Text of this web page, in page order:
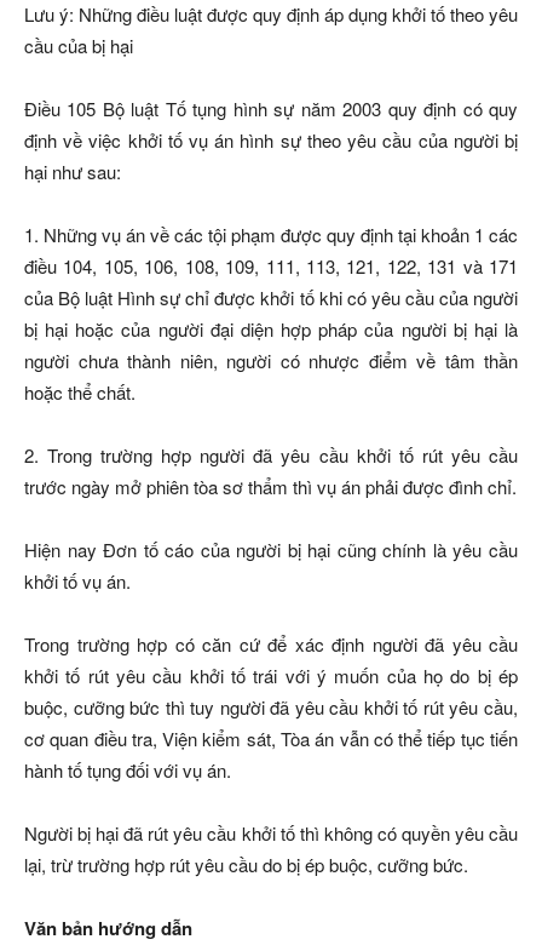
Lưu ý: Những điều luật được quy định áp dụng khởi tố theo yêu
cầu của bị hại
Điều 105 Bộ luật Tố tụng hình sự năm 2003 quy định có quy
định về việc khởi tố vụ án hình sự theo yêu cầu của người bị
hại như sau:
1. Những vụ án về các tội phạm được quy định tại khoản 1 các
điều 104, 105, 106, 108, 109, 111, 113, 121, 122, 131 và 171
của Bộ luật Hình sự chỉ được khởi tố khi có yêu cầu của người
bị hại hoặc của người đại diện hợp pháp của người bị hại là
người chưa thành niên, người có nhược điểm về tâm thần
hoặc thể chất.
2. Trong trường hợp người đã yêu cầu khởi tố rút yêu cầu
trước ngày mở phiên tòa sơ thẩm thì vụ án phải được đình chỉ.
Hiện nay Đơn tố cáo của người bị hại cũng chính là yêu cầu
khởi tố vụ án.
Trong trường hợp có căn cứ để xác định người đã yêu cầu
khởi tố rút yêu cầu khởi tố trái với ý muốn của họ do bị ép
buộc, cưỡng bức thì tuy người đã yêu cầu khởi tố rút yêu cầu,
cơ quan điều tra, Viện kiểm sát, Tòa án vẫn có thể tiếp tục tiến
hành tố tụng đối với vụ án.
Người bị hại đã rút yêu cầu khởi tố thì không có quyền yêu cầu
lại, trừ trường hợp rút yêu cầu do bị ép buộc, cưỡng bức.
Văn bản hướng dẫn